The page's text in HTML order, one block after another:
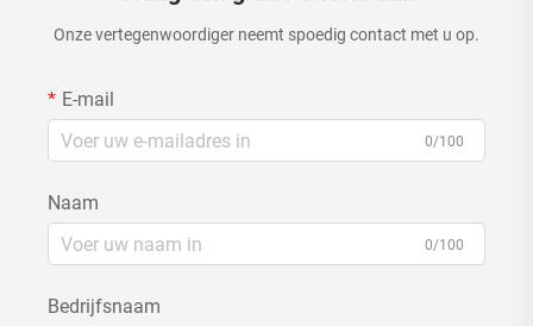
Onze vertegenwoordiger neemt spoedig contact met u op.
E-mail
0/100
Naam
0/100
Bedrijfsnaam